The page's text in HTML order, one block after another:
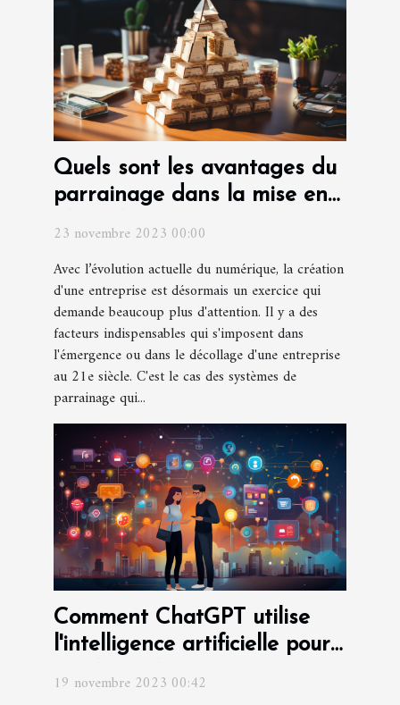
Quels sont les avantages du
parrainage dans la mise en
23 novembre 2023 00:00
Avec l’évolution actuelle du numérique, la création
d'une entreprise est désormais un exercice qui
demande beaucoup plus d'attention. Il y a des
facteurs indispensables qui s'imposent dans
l'émergence ou dans le décollage d'une entreprise
au 21e siècle. C'est le cas des systèmes de
parrainage qui...
Comment ChatGPT utilise
l'intelligence artificielle pour
19 novembre 2023 00:42